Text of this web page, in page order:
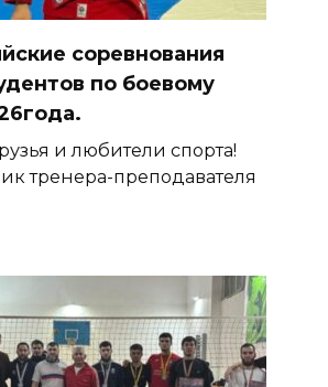
соревнования
по боевому
и любители спорта!
тренера-преподавателя